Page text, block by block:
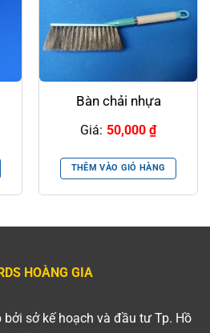
Bàn chải nhựa
Giá: 50,000 ₫
THÊM VÀO GIỎ HÀNG
HOÀNG GIA
bởi sở kế hoạch và đầu tư Tp. Hồ